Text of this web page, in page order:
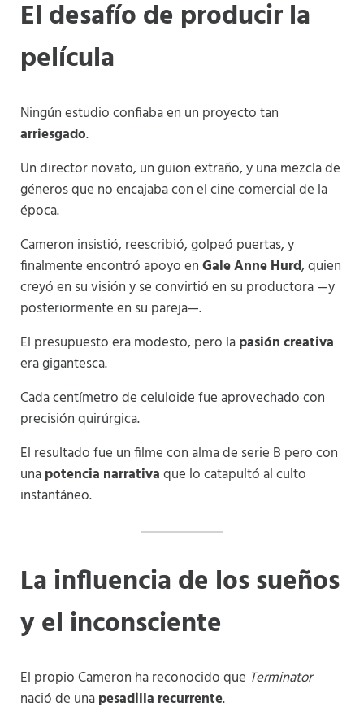
El desafío de producir la
película
Ningún estudio confiaba en un proyecto tan
arriesgado.
Un director novato, un guion extraño, y una mezcla de
géneros que no encajaba con el cine comercial de la
época.
Cameron insistió, reescribió, golpeó puertas, y
finalmente encontró apoyo enGale Anne Hurd, quien
creyó en su visión y se convirtió en su productora —y
posteriormente en su pareja—.
El presupuesto era modesto, pero lapasión creativa
era gigantesca.
Cada centímetro de celuloide fue aprovechado con
precisión quirúrgica.
El resultado fue un filme con alma de serie B pero con
unapotencia narrativaque lo catapultó al culto
instantáneo.
La influencia de los sueños
y el inconsciente
El propio Cameron ha reconocido que Terminator
nació de unapesadilla recurrente.